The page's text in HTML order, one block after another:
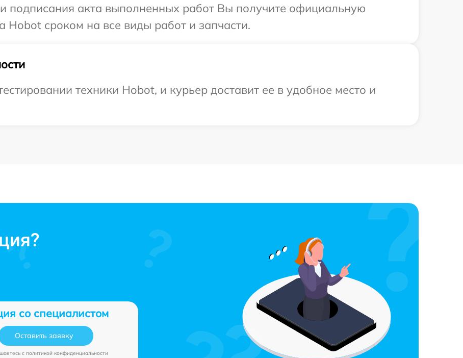
подписания акта выполненных работ Вы получите официальную
Hobot сроком на все виды работ и запчасти.
техники Hobot, и курьер доставит ее в удобное место и
со специалистом
Оставить заявку
c политикой конфиденциальности